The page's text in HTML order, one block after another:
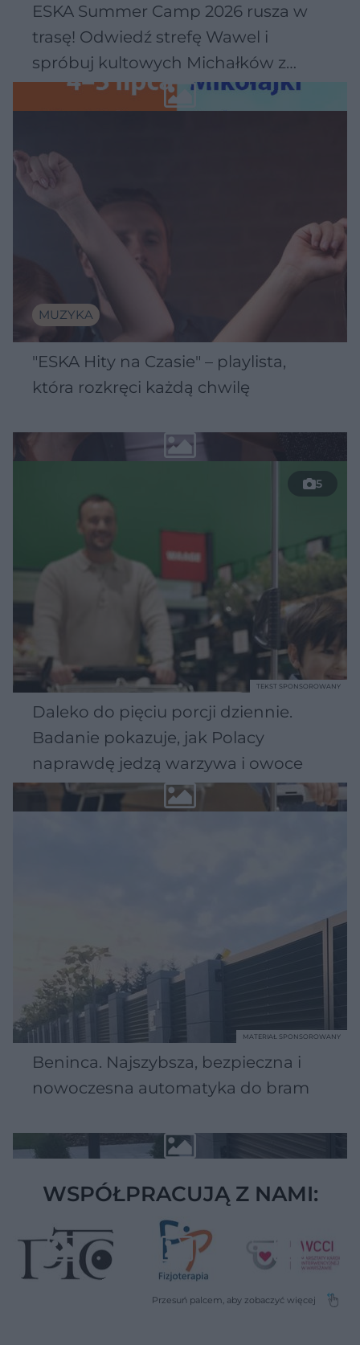
ESKA Summer Camp 2026 rusza w
trasę! Odwiedź strefę Wawel i
spróbuj kultowych Michałków z
Wawelu
MUZYKA
"ESKA Hity na Czasie" – playlista,
która rozkręci każdą chwilę
5
Daleko do pięciu porcji dziennie.
Badanie pokazuje, jak Polacy
naprawdę jedzą warzywa i owoce
TEKST SPONSOROWANY
Beninca. Najszybsza, bezpieczna i
nowoczesna automatyka do bram
MATERIAŁ SPONSOROWANY
WSPÓŁPRACUJĄ Z NAMI: